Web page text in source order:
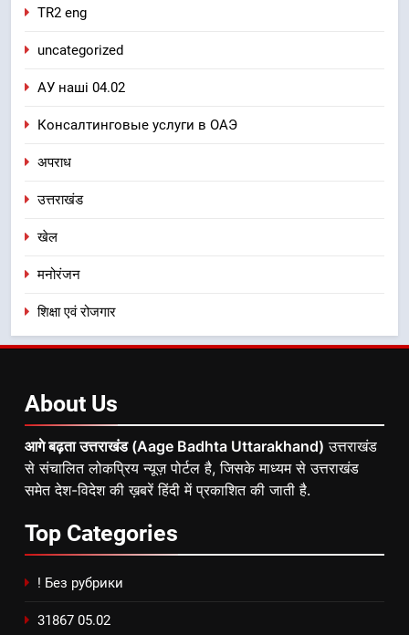
TR2 eng
uncategorized
АУ наші 04.02
Консалтинговые услуги в ОАЭ
अपराध
उत्तराखंड
खेल
मनोरंजन
शिक्षा एवं रोजगार
About Us
आगे बढ़ता उत्तराखंड (Aage Badhta Uttarakhand) उत्तराखंड
से संचालित लोकप्रिय न्यूज़ पोर्टल है, जिसके माध्यम से उत्तराखंड
समेत देश-विदेश की ख़बरें हिंदी में प्रकाशित की जाती है.
Top Categories
! Без рубрики
31867 05.02